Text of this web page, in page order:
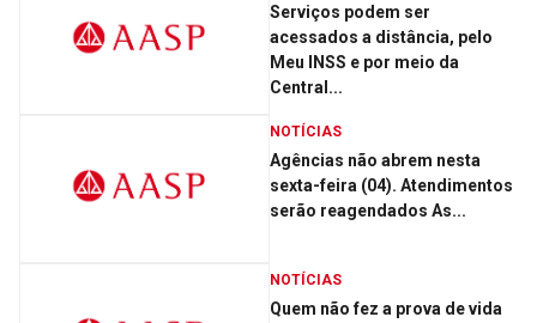
Serviços podem ser
acessados a distância, pelo
Meu INSS e por meio da
Central...
NOTÍCIAS
Agências não abrem nesta
sexta-feira (04). Atendimentos
serão reagendados As...
NOTÍCIAS
Quem não fez a prova de vida